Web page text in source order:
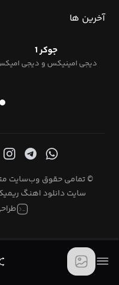
آخرین ها
جوکر 1
دیجی امینیکس و دیجی
© تمامی حقوق وب‌سایت
سایت دانلود اهنگ